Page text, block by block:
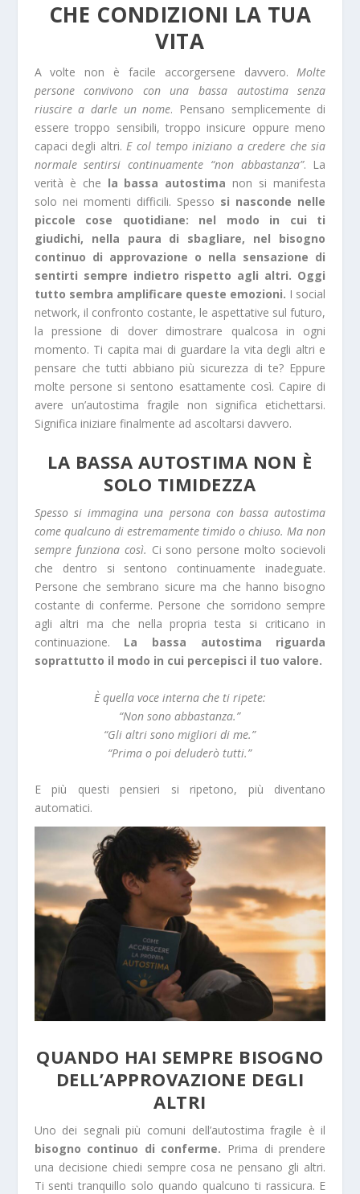
CHE CONDIZIONI LA TUA
VITA
A volte non è facile accorgersene davvero.Molte
persone convivono con una bassa autostima senza
riuscire a darle un nome. Pensano semplicemente di
essere troppo sensibili, troppo insicure oppure meno
capaci degli altri.E col tempo iniziano a credere che sia
normale sentirsi continuamente “non abbastanza”. La
verità è che la bassa autostima non si manifesta
solo nei momenti difficili. Spesso si nasconde nelle
piccole cose quotidiane: nel modo in cui ti
giudichi, nella paura di sbagliare, nel bisogno
continuo di approvazione o nella sensazione di
sentirti sempre indietro rispetto agli altri. Oggi
tutto sembra amplificare queste emozioni. I social
network, il confronto costante, le aspettative sul futuro,
la pressione di dover dimostrare qualcosa in ogni
momento. Ti capita mai di guardare la vita degli altri e
pensare che tutti abbiano più sicurezza di te? Eppure
molte persone si sentono esattamente così. Capire di
avere un’autostima fragile non significa etichettarsi.
Significa iniziare finalmente ad ascoltarsi davvero.
LA BASSA AUTOSTIMA NON È
SOLO TIMIDEZZA
Spesso si immagina una persona con bassa autostima
come qualcuno di estremamente timido o chiuso. Ma non
sempre funziona così. Ci sono persone molto socievoli
che dentro si sentono continuamente inadeguate.
Persone che sembrano sicure ma che hanno bisogno
costante di conferme. Persone che sorridono sempre
agli altri ma che nella propria testa si criticano in
continuazione. La bassa autostima riguarda
soprattutto il modo in cui percepisci il tuo valore.
È quella voce interna che ti ripete:
“Non sono abbastanza.”
“Gli altri sono migliori di me.”
“Prima o poi deluderò tutti.”
E più questi pensieri si ripetono, più diventano
automatici.
QUANDO HAI SEMPRE BISOGNO
DELL’APPROVAZIONE DEGLI
ALTRI
Uno dei segnali più comuni dell’autostima fragile è il
bisogno continuo di conferme. Prima di prendere
una decisione chiedi sempre cosa ne pensano gli altri.
Ti senti tranquillo solo quando qualcuno ti rassicura. E